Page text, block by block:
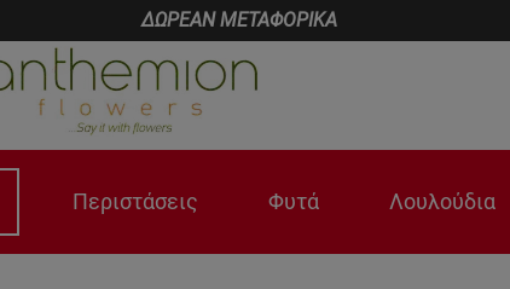
ΔΩΡΕΑΝ ΜΕΤΑΦΟΡΙΚΑ
Περιστάσεις Φυτά Λουλούδια